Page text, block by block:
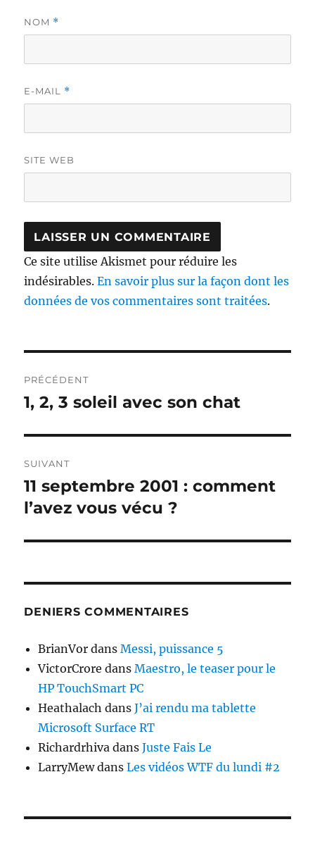
NOM *
E-MAIL *
SITE WEB
Ce site utilise Akismet pour réduire les
indésirables.En savoir plus sur la façon dont les
données de vos commentaires sont traitées.
de
PRÉCÉDENT
Publication
1, 2, 3 soleil avec son chat
SUIVANT
Publication
suivante :
11 septembre 2001 : comment
l’avez vous vécu ?
DENIERS COMMENTAIRES
BrianVor dansMessi, puissance 5
VictorCrore dansMaestro, le teaser pour le
HP TouchSmart PC
Heathalach dansJ’ai rendu ma tablette
Microsoft Surface RT
Richardrhiva dansJuste Fais Le
LarryMewdansLes vidéos WTF du lundi #2